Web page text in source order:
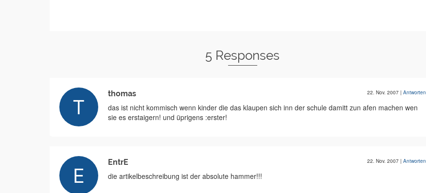
5 Responses
thomas 22. Nov. 2007 | Antworten
das ist nicht kommisch wenn kinder die das klaupen sich inn der schule damitt zun afen machen wen
sie es erstaigern! und üprigens :erster!
EntrE 22. Nov. 2007 | Antworten
die artikelbeschreibung ist der absolute hammer!!!